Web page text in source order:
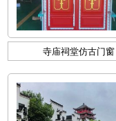
寺庙祠堂仿古门窗